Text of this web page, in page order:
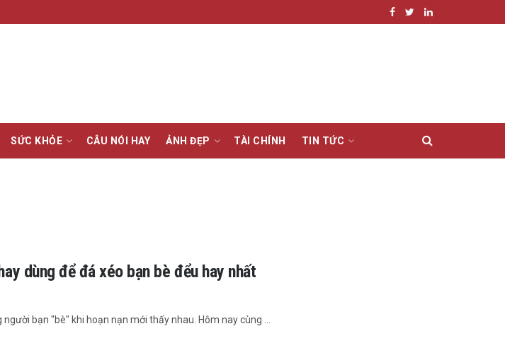
SỨC KHỎE CÂU NÓI HAY ẢNH ĐẸP TÀI CHÍNH TIN TỨC
dùng để đá xéo bạn bè đểu hay nhất
bạn "bè" khi hoạn nạn mới thấy nhau. Hôm nay cùng ...